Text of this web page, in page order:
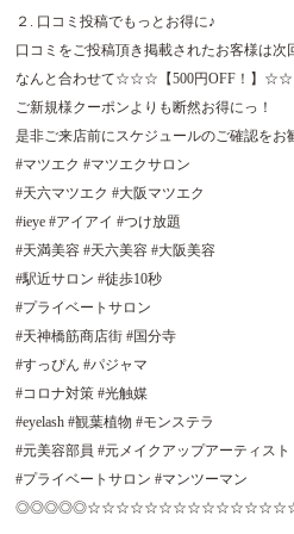
２. 口コミ投稿でもっとお得に♪
口コミをご投稿頂き掲載されたお客様は次
なんと合わせて☆☆☆【500円OFF！】
ご新規様クーポンよりも断然お得にっ！
是非ご来店前にスケジュールのご確認をお
#マツエク #マツエクサロン
#天六マツエク #大阪マツエク
#ieye #アイアイ #つけ放題
#天満美容 #天六美容 #大阪美容
#駅近サロン #徒歩10秒
#プライベートサロン
#天神橋筋商店街 #国分寺
#すっぴん #パジャマ
#コロナ対策 #光触媒
#eyelash #観葉植物 #モンステラ
#元美容部員 #元メイクアップアーティスト
#プライベートサロン #マンツーマン